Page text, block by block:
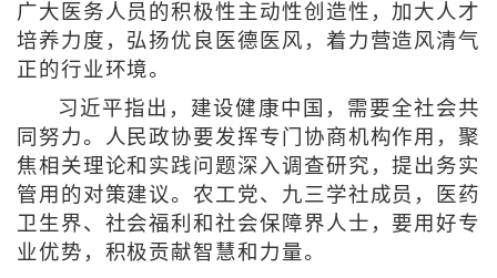
广大医务人员的积极性主动性创造性，加大人才
培养力度，弘扬优良医德医风，着力营造风清气
正的行业环境。
习近平指出，建设健康中国，需要全社会共
同努力。人民政协要发挥专门协商机构作用，聚
焦相关理论和实践问题深入调查研究，提出务实
管用的对策建议。农工党、九三学社成员，医药
卫生界、社会福利和社会保障界人士，要用好专
业优势，积极贡献智慧和力量。